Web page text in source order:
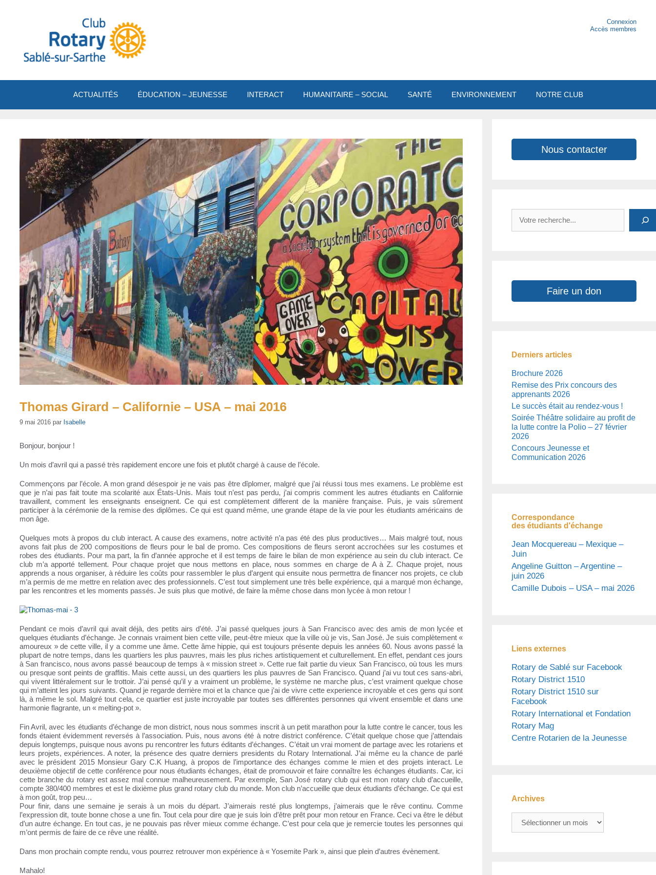
Connexion
Accès membres
ACTUALITÉS ÉDUCATION – JEUNESSE INTERACT HUMANITAIRE – SOCIAL SANTÉ ENVIRONNEMENT NOTRE CLUB
Thomas Girard – Californie – USA – mai 2016
9 mai 2016 par Isabelle
Bonjour, bonjour !
Un mois d’avril qui a passé très rapidement encore une fois et plutôt chargé à cause de l’école.
Commençons par l’école. A mon grand désespoir je ne vais pas être dîplomer, malgré que j’ai réussi tous mes examens. Le problème est
que je n’ai pas fait toute ma scolarité aux États-Unis. Mais tout n’est pas perdu, j’ai compris comment les autres étudiants en Californie
travaillent, comment les enseignants enseignent. Ce qui est complètement different de la manière française. Puis, je vais sûrement
participer à la cérémonie de la remise des diplômes. Ce qui est quand même, une grande étape de la vie pour les étudiants américains de
mon âge.
Quelques mots à propos du club interact. A cause des examens, notre activité n’a pas été des plus productives… Mais malgré tout, nous
avons fait plus de 200 compositions de fleurs pour le bal de promo. Ces compositions de fleurs seront accrochées sur les costumes et
robes des étudiants. Pour ma part, la fin d’année approche et il est temps de faire le bilan de mon expérience au sein du club interact. Ce
club m’a apporté tellement. Pour chaque projet que nous mettons en place, nous sommes en charge de A à Z. Chaque projet, nous
apprends a nous organiser, à réduire les coûts pour rassembler le plus d’argent qui ensuite nous permettra de financer nos projets, ce club
m’a permis de me mettre en relation avec des professionnels. C’est tout simplement une très belle expérience, qui a marqué mon échange,
par les rencontres et les moments passés. Je suis plus que motivé, de faire la même chose dans mon lycée à mon retour !
Pendant ce mois d’avril qui avait déjà, des petits airs d’été. J’ai passé quelques jours à San Francisco avec des amis de mon lycée et
quelques étudiants d’échange. Je connais vraiment bien cette ville, peut-être mieux que la ville où je vis, San José. Je suis complètement «
amoureux » de cette ville, il y a comme une âme. Cette âme hippie, qui est toujours présente depuis les années 60. Nous avons passé la
plupart de notre temps, dans les quartiers les plus pauvres, mais les plus riches artistiquement et culturellement. En effet, pendant ces jours
à San francisco, nous avons passé beaucoup de temps à « mission street ». Cette rue fait partie du vieux San Francisco, où tous les murs
ou presque sont peints de graffitis. Mais cette aussi, un des quartiers les plus pauvres de San Francisco. Quand j’ai vu tout ces sans-abri,
qui vivent littéralement sur le trottoir. J’ai pensé qu’il y a vraiment un problème, le système ne marche plus, c’est vraiment quelque chose
qui m’atteint les jours suivants. Quand je regarde derrière moi et la chance que j’ai de vivre cette experience incroyable et ces gens qui sont
là, à même le sol. Malgré tout cela, ce quartier est juste incroyable par toutes ses différentes personnes qui vivent ensemble et dans une
harmonie flagrante, un « melting-pot ».
Fin Avril, avec les étudiants d’échange de mon district, nous nous sommes inscrit à un petit marathon pour la lutte contre le cancer, tous les
fonds étaient évidemment reversés à l’association. Puis, nous avons été à notre district conférence. C’était quelque chose que j’attendais
depuis longtemps, puisque nous avons pu rencontrer les futurs éditants d’échanges. C’était un vrai moment de partage avec les rotariens et
leurs projets, expériences. A noter, la présence des quatre derniers presidents du Rotary International. J’ai même eu la chance de parlé
avec le président 2015 Monsieur Gary C.K Huang, à propos de l’importance des échanges comme le mien et des projets interact. Le
deuxième objectif de cette conférence pour nous étudiants échanges, était de promouvoir et faire connaître les échanges étudiants. Car, ici
cette branche du rotary est assez mal connue malheureusement. Par exemple, San José rotary club qui est mon rotary club d’accueille,
compte 380/400 membres et est le dixième plus grand rotary club du monde. Mon club n’accueille que deux étudiants d’échange. Ce qui est
à mon goût, trop peu…
Pour finir, dans une semaine je serais à un mois du départ. J’aimerais resté plus longtemps, j’aimerais que le rêve continu. Comme
l’expression dit, toute bonne chose a une fin. Tout cela pour dire que je suis loin d’être prêt pour mon retour en France. Ceci va être le début
d’un autre échange. En tout cas, je ne pouvais pas rêver mieux comme échange. C’est pour cela que je remercie toutes les personnes qui
m’ont permis de faire de ce rêve une réalité.
Dans mon prochain compte rendu, vous pourrez retrouver mon expérience à « Yosemite Park », ainsi que plein d’autres évènement.
Mahalo!
Nous contacter
Faire un don
Derniers articles
Brochure 2026
Remise des Prix concours des
apprenants 2026
Le succès était au rendez-vous !
Soirée Théâtre solidaire au profit de
la lutte contre la Polio – 27 février
2026
Concours Jeunesse et
Communication 2026
Correspondance
des étudiants d'échange
Jean Mocquereau – Mexique –
Juin
Angeline Guitton – Argentine –
juin 2026
Camille Dubois – USA – mai 2026
Liens externes
Rotary de Sablé sur Facebook
Rotary District 1510
Rotary District 1510 sur
Facebook
Rotary International et Fondation
Rotary Mag
Centre Rotarien de la Jeunesse
Archives
Archives